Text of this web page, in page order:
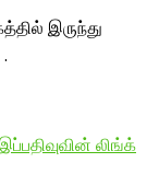
இருந்து
லிங்க்